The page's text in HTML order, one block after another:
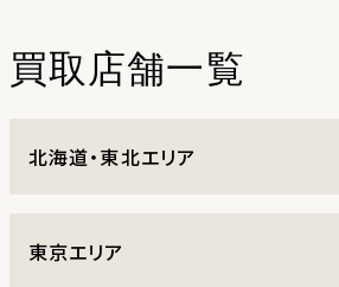
買取店舗一覧
北海道・東北エリア
東京エリア